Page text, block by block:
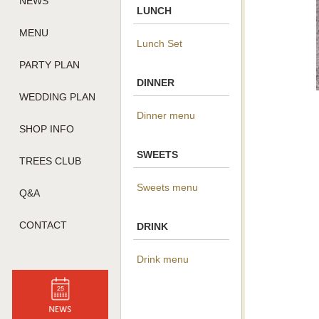
MENU
PARTY PLAN
WEDDING PLAN
SHOP INFO
TREES CLUB
Q&A
CONTACT
LUNCH
Lunch Set
DINNER
Dinner menu
SWEETS
Sweets menu
DRINK
Drink menu